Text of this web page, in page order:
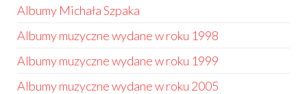
Albumy Michała Szpaka
Albumy muzyczne wydane w roku 1998
Albumy muzyczne wydane w roku 1999
Albumy muzyczne wydane w roku 2005